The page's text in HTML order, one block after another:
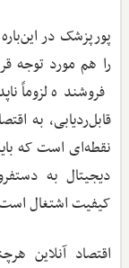
پورپزشک در
را هم مورد توجه
فروشنده لزوماً
قابل‌ردیابی، به
نقطه‌ای است که
دیجیتال به
کیفیت اشتغال
اقتصاد آنلاین